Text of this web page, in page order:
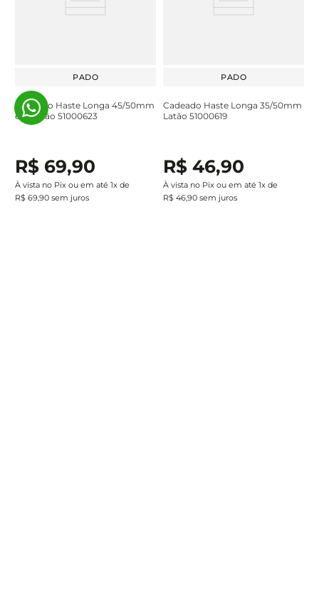
PADO
Cadeado Haste Longa 45/50mm
em Latão 51000623
R$ 69,90
À vista no Pix ou em até 1x de
R$ 69,90 sem juros
PADO
Cadeado Haste Longa 35/50mm
Latão 51000619
R$ 46,90
À vista no Pix ou em até 1x de
R$ 46,90 sem juros